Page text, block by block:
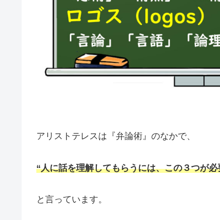
アリストテレスは『弁論術』のなかで、
“人に話を理解してもらうには、この３つが必
と言っています。